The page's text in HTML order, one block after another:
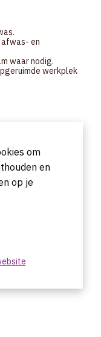
en
waar nodig.
werkplek
- 00u00 (of sluiting)
onder leiding van
en
om
en
op je